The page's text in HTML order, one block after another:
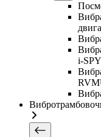
i-